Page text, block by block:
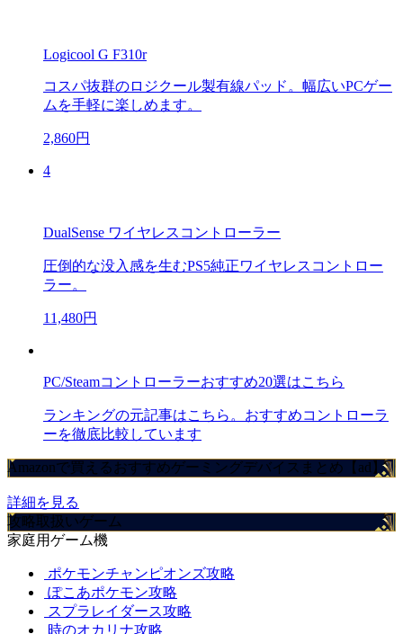
Logicool G F310r
コスパ抜群のロジクール製有線パッド。幅広いPCゲー
ムを手軽に楽しめます。
2,860円
4
DualSense ワイヤレスコントローラー
圧倒的な没入感を生むPS5純正ワイヤレスコントロー
ラー。
11,480円
PC/Steamコントローラーおすすめ20選はこちら
ランキングの元記事はこちら。おすすめコントローラ
ーを徹底比較しています
Amazonで買えるおすすめゲーミングデバイスまとめ【ad】
詳細を見る
攻略取扱いゲーム
家庭用ゲーム機
ポケモンチャンピオンズ攻略
ぽこあポケモン攻略
スプラレイダース攻略
時のオカリナ攻略